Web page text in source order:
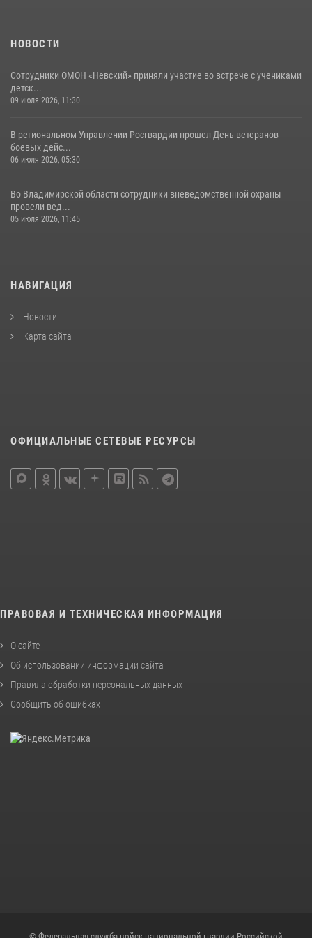
НОВОСТИ
Сотрудники ОМОН «Невский» приняли участие во встрече с учениками
детск...
09 июля 2026, 11:30
В региональном Управлении Росгвардии прошел День ветеранов
боевых дейс...
06 июля 2026, 05:30
Во Владимирской области сотрудники вневедомственной охраны
провели вед...
05 июля 2026, 11:45
НАВИГАЦИЯ
Новости
Карта сайта
ОФИЦИАЛЬНЫЕ СЕТЕВЫЕ РЕСУРСЫ
ПРАВОВАЯ И ТЕХНИЧЕСКАЯ ИНФОРМАЦИЯ
О сайте
Об использовании информации сайта
Правила обработки персональных данных
Сообщить об ошибках